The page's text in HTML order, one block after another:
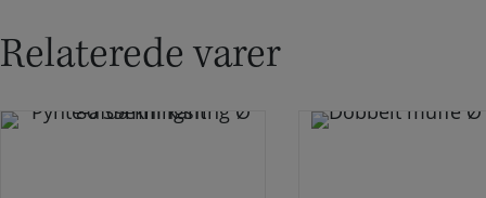
Relaterede varer